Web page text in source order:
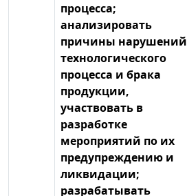
процесса;
анализировать
причины нарушений
технологического
процесса и брака
продукции,
участвовать в
разработке
мероприятий по их
предупреждению и
ликвидации;
разрабатывать